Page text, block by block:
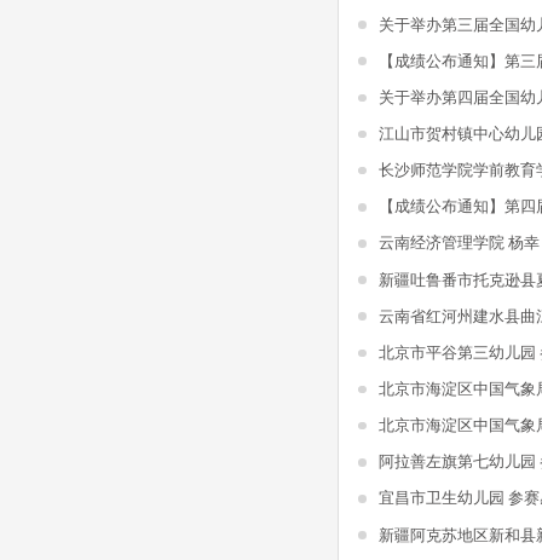
江山市贺村镇中心幼儿
长沙师范学院学前教育
云南经济管理学院 杨
北京市平谷第三幼儿园
北京市海淀区中国气象
北京市海淀区中国气象
阿拉善左旗第七幼儿园
宜昌市卫生幼儿园 参